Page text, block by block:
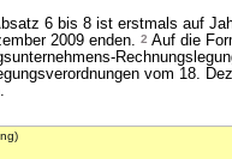
6 bis 8 ist erstmals auf
2009 enden. 2 Auf die
vom 18.